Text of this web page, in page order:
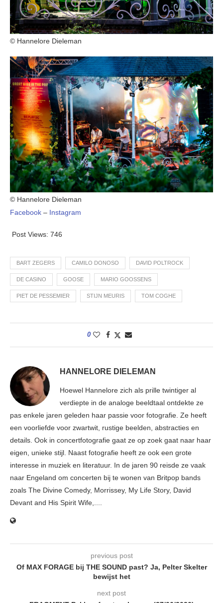
© Hannelore Dieleman
© Hannelore Dieleman
Facebook – Instagram
Post Views: 746
BART ZEGERS CAMILO DONOSO DAVID POLTROCK
DE CASINO GOOSE MARIO GOOSSENS
PIET DE PESSEMIER STIJN MEURIS TOM COGHE
0
HANNELORE DIELEMAN
Hoewel Hannelore zich als prille twintiger al
verdiepte in de analoge beeldtaal ontdekte ze
pas enkele jaren geleden haar passie voor fotografie. Ze heeft
een voorliefde voor zwartwit, rustige beelden, abstracties en
details. Ook in concertfotografie gaat ze op zoek gaat naar haar
eigen, unieke stijl. Naast fotografie heeft ze ook een grote
interesse in muziek en literatuur. In de jaren 90 reisde ze vaak
naar Engeland om concerten bij te wonen van Britpop bands
zoals The Divine Comedy, Morrissey, My Life Story, David
Devant and His Spirit Wife,....
previous post
Of MAX FORAGE bij THE SOUND past? Ja, Pelter Skelter
bewijst het
next post